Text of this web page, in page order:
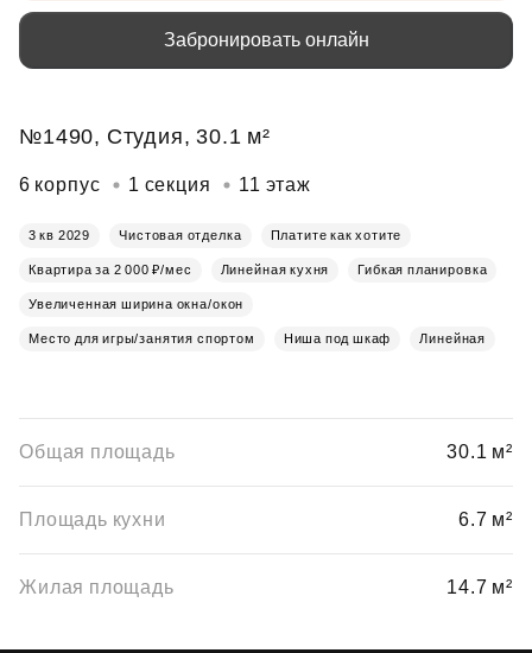
Забронировать онлайн
№1490, Студия, 30.1 м²
6 корпус 1 секция 11 этаж
3 кв 2029 Чистовая отделка Платите как хотите
Квартира за 2 000 ₽/мес Линейная кухня Гибкая планировка
Увеличенная ширина окна/окон
Место для игры/занятия спортом Ниша под шкаф Линейная
Общая площадь 30.1 м²
Площадь кухни 6.7 м²
Жилая площадь 14.7 м²